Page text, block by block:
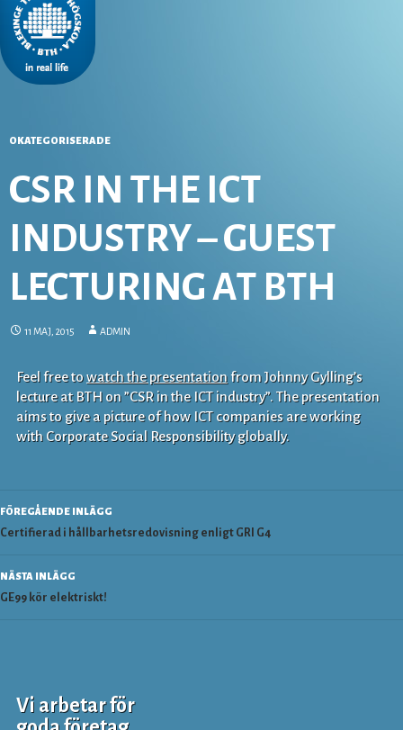
OKATEGORISERADE
CSR IN THE ICT
INDUSTRY – GUEST
LECTURING AT BTH
11 MAJ, 2015 ADMIN
Feel free towatch the presentationfrom Johnny Gylling’s
lecture at BTH on ”CSR in the ICT industry”. The presentation
aims to give a picture of how ICT companies are working
with Corporate Social Responsibility globally.
Inläggsnavigering
FÖREGÅENDE INLÄGG
Certifierad i hållbarhetsredovisning enligt GRI G4
NÄSTA INLÄGG
GE99 kör elektriskt!
Vi arbetar för